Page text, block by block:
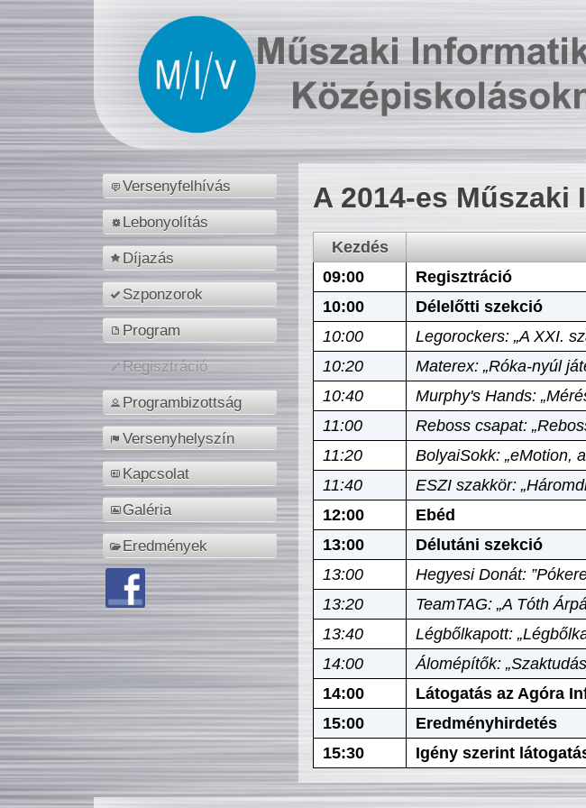
Versenyfelhívás
Lebonyolítás
Díjazás
Szponzorok
Program
Regisztráció
Programbizottság
Versenyhelyszín
Kapcsolat
Galéria
Eredmények
A 2014-es
Kezdés
09:00
Regisztráció
10:00
Délelőtti szekció
10:00
Legorockers: „A XXI.
10:20
Materex: „Róka-nyúl
10:40
Murphy's Hands:
11:00
Reboss csapat:
11:20
BolyaiSokk: „eMotion,
11:40
ESZI szakkör:
12:00
Ebéd
13:00
Délutáni szekció
13:00
Hegyesi Donát:
13:20
TeamTAG: „A Tóth
13:40
Légbőlkapott:
14:00
Álomépítők:
14:00
Látogatás az Agóra
15:00
Eredményhirdetés
15:30
Igény szerint